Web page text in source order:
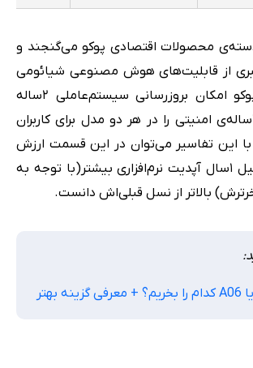
محصولات اقتصادی پوکو می‌گنجند و
از قابلیت‌های هوش مصنوعی شیائومی
در آنها نیست. پوکو امکان بروزرسانی سیستم‌عاملی ۲ساله
همراه با آپدیت ۴ساله‌ی امنیتی را در هر دو مدل برای کاربران
این تفاسیر می‌توان در این قسمت ارزش
پوکو C75 را به دلیل ۱سال آپدیت نرم‌افزاری بیشتر(با توجه به
بالاتر از نسل قبلی‌اش دانست.